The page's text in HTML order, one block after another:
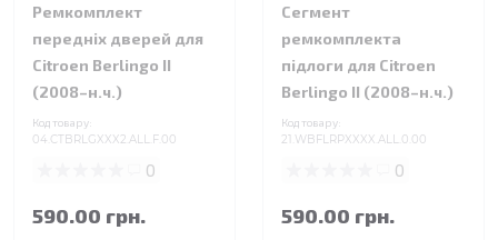
Ремкомплект
передніх дверей для
Citroen Berlingo II
(2008–н.ч.)
Код товару:
04.CTBRLGXXX2.ALL.F.00
0
590.00 грн.
Сегмент
ремкомплекта
підлоги для Citroen
Berlingo II (2008–н.ч.)
Код товару:
21.WBFLRPXXXX.ALL.0.00
0
590.00 грн.